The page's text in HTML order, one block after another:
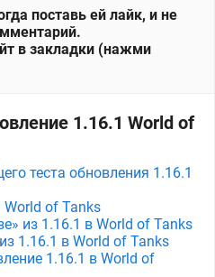
поставь ей лайк, и не
в закладки (нажми
1.16.1 World of
теста обновления 1.16.1
World of Tanks
из 1.16.1 в World of Tanks
1.16.1 в World of Tanks
1.16.1 в World of